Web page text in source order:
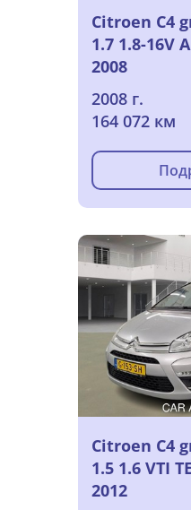
Citroen C4
1.7 1.8-16V
2008
2008 г.
164 072 км
Citroen C4
1.5 1.6 VTI
2012